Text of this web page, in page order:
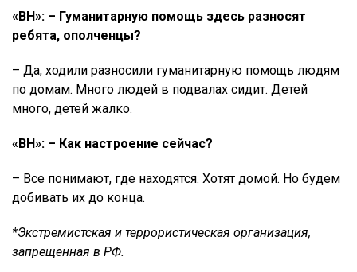
«ВН»: – Гуманитарную помощь здесь разносят
ребята, ополченцы?
– Да, ходили разносили гуманитарную помощь людям
по домам. Много людей в подвалах сидит. Детей
много, детей жалко.
«ВН»: – Как настроение сейчас?
– Все понимают, где находятся. Хотят домой. Но будем
добивать их до конца.
*Экстремистская и террористическая организация,
запрещенная в РФ.